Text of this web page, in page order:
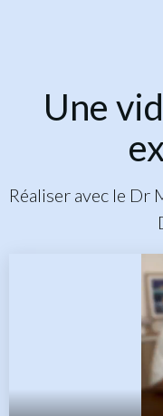
Une
Réaliser avec le Dr